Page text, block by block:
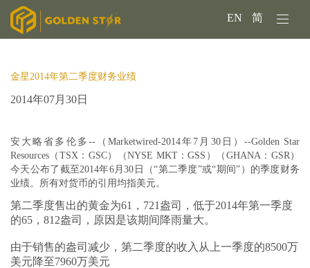
EN 简
金星2014年第二季度财务业绩
2014年07月30日
安大略省多伦多--（Marketwired-2014年7月30日） --Golden Star
Resources（TSX：GSC）（NYSE MKT：GSS）（GHANA：GSR）
今天公布了截至2014年6月30日（“第二季度”或“期间”）的季度财务
业绩。所有对货币的引用均指美元。
第二季度售出的黄金为61，721盎司，低于2014年第一季度
的65，812盎司，原因是该期间降雨量大。
由于销售的盎司减少，第二季度的收入从上一季度的8500万
美元降至7960万美元